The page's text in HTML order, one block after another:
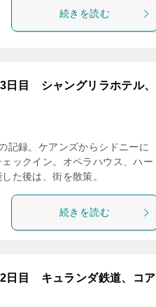
続きを読む
日目 シャングリラホテル、
記録。ケアンズからシドニーに
ックイン。オペラハウス、ハー
た後は、街を散策。
続きを読む
日目 キュランダ鉄道、コア